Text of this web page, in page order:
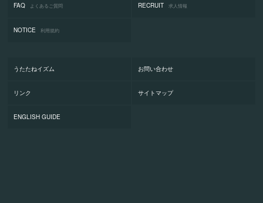
FAQ よくあるご質問 RECRUIT 求人情報
NOTICE 利用規約
うたたねイズム お問い合わせ
リンク サイトマップ
ENGLISH GUIDE